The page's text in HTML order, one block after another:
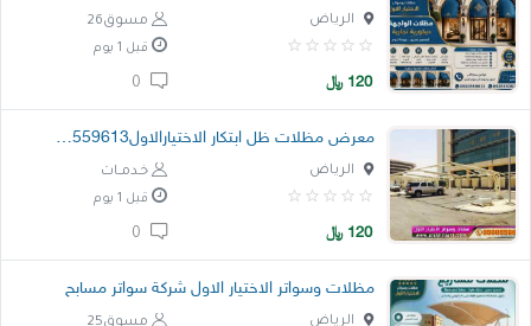
تسجيل دخول
التسجيل في الموقع
مسوق26 الرياض
قبل 1 يوم
120 ﷼
معرض مظلات ظل ابتكار الاختيارالاولO5OO559613
خـدمــات الرياض
قبل 1 يوم
120 ﷼
مظلات وسواتر الاختيار الاول شركة سواتر مسابح
الرياض